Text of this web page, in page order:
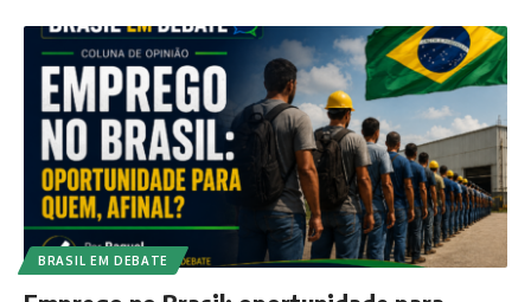
BRASIL EM DEBATE